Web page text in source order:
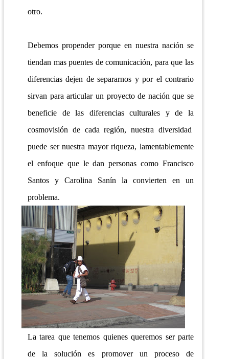
otro.
Debemos propender porque en nuestra nación se
tiendan mas puentes de comunicación, para que las
diferencias dejen de separarnos y por el contrario
sirvan para articular un proyecto de nación que se
beneficie de las diferencias culturales y de la
cosmovisión de cada región, nuestra diversidad
puede ser nuestra mayor riqueza, lamentablemente
el enfoque que le dan personas como Francisco
Santos y Carolina Sanín la convierten en un
problema.
La tarea que tenemos quienes queremos ser parte
de la solución es promover un proceso de